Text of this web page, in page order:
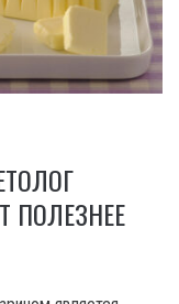
ПОЛЕЗНЕЕ